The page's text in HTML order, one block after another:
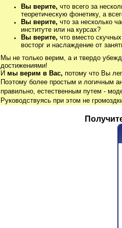
Вы верите, что всего за
теоретическую фонетику, а
Вы верите, что за несколько
институте или на курсах?
Вы верите, что вместо
восторг и наслаждение от
Мы не только верим, а и твердо
достижениями!
И мы верим в Вас, потому что Вы
Поэтому более простым и логичным
правильно, естественным путем -
Руководствуясь при этом не